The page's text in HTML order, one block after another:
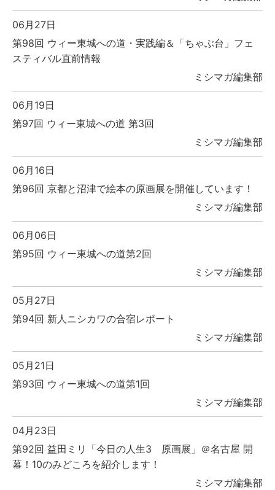
06月27日
第98回 ウィー東城への道・実践編＆「ちゃぶ台」フェ
スティバル直前情報
ミシマガ編集部
06月19日
第97回 ウィー東城への道 第3回
ミシマガ編集部
06月16日
第96回 京都と沼津で絵本の原画展を開催しています！
ミシマガ編集部
06月06日
第95回 ウィー東城への道第2回
ミシマガ編集部
05月27日
第94回 新人ニシカワの合宿レポート
ミシマガ編集部
05月21日
第93回 ウィー東城への道第1回
ミシマガ編集部
04月23日
第92回 益田ミリ「今日の人生3 原画展」＠名古屋 開
幕！10のみどころを紹介します！
ミシマガ編集部